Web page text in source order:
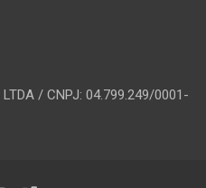
/ CNPJ: 04.799.249/0001-